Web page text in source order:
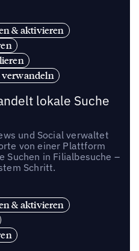
& aktivieren
verwandeln
lokale Suche
und Social verwaltet
von einer Plattform
Suchen in Filialbesuche –
Schritt.
& aktivieren